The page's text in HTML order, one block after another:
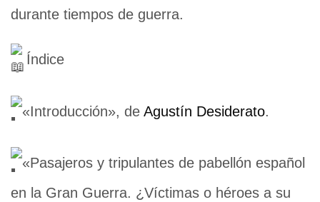
durante tiempos de guerra.
Índice
«Introducción», deAgustín Desiderato.
«Pasajeros y tripulantes de pabellón español
en la Gran Guerra. ¿Víctimas o héroes a su